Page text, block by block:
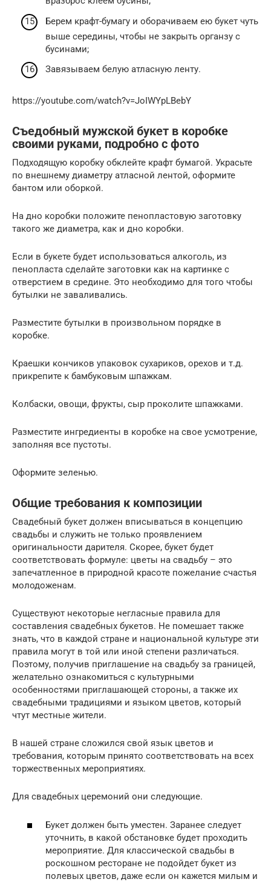
Берем крафт-бумагу и оборачиваем ею букет чуть
выше середины, чтобы не закрыть органзу с
бусинами;
Завязываем белую атласную ленту.
https://youtube.com/watch?v=JoIWYpLBebY
Съедобный мужской букет в коробке
своими руками, подробно с фото
Подходящую коробку обклейте крафт бумагой. Украсьте
по внешнему диаметру атласной лентой, оформите
бантом или оборкой.
На дно коробки положите пенопластовую заготовку
такого же диаметра, как и дно коробки.
Если в букете будет использоваться алкоголь, из
пенопласта сделайте заготовки как на картинке с
отверстием в средине. Это необходимо для того чтобы
бутылки не заваливались.
Разместите бутылки в произвольном порядке в
коробке.
Краешки кончиков упаковок сухариков, орехов и т.д.
прикрепите к бамбуковым шпажкам.
Колбаски, овощи, фрукты, сыр проколите шпажками.
Разместите ингредиенты в коробке на свое усмотрение,
заполняя все пустоты.
Оформите зеленью.
Общие требования к композиции
Свадебный букет должен вписываться в концепцию
свадьбы и служить не только проявлением
оригинальности дарителя. Скорее, букет будет
соответствовать формуле: цветы на свадьбу – это
запечатленное в природной красоте пожелание счастья
молодоженам.
Существуют некоторые негласные правила для
составления свадебных букетов. Не помешает также
знать, что в каждой стране и национальной культуре эти
правила могут в той или иной степени различаться.
Поэтому, получив приглашение на свадьбу за границей,
желательно ознакомиться с культурными
особенностями приглашающей стороны, а также их
свадебными традициями и языком цветов, который
чтут местные жители.
В нашей стране сложился свой язык цветов и
требования, которым принято соответствовать на всех
торжественных мероприятиях.
Для свадебных церемоний они следующие.
Букет должен быть уместен. Заранее следует
уточнить, в какой обстановке будет проходить
мероприятие. Для классической свадьбы в
роскошном ресторане не подойдет букет из
полевых цветов, даже если он кажется милым и